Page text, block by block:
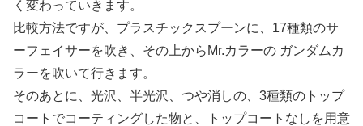
く変わっていきます。
比較方法ですが、プラスチックスプーンに、17種類のサ
ーフェイサーを吹き、その上からMr.カラーの ガンダムカ
ラーを吹いて行きます。
そのあとに、光沢、半光沢、つや消しの、3種類のトップ
コートでコーティングした物と、トップコートなしを用意